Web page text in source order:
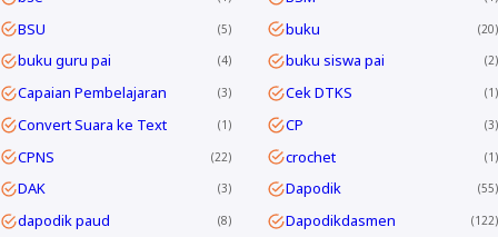
BSU 5 buku 20
buku guru pai 4 buku siswa pai 2
Capaian Pembelajaran 3 Cek DTKS 1
Convert Suara ke Text 1 CP 3
CPNS 22 crochet 1
DAK 3 Dapodik 55
dapodik paud 8 Dapodikdasmen 122